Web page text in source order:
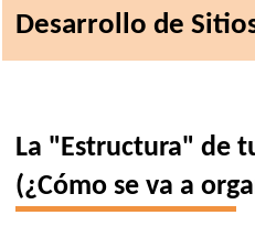
Desarrollo de
La "Estructura" de
(¿Cómo se va a